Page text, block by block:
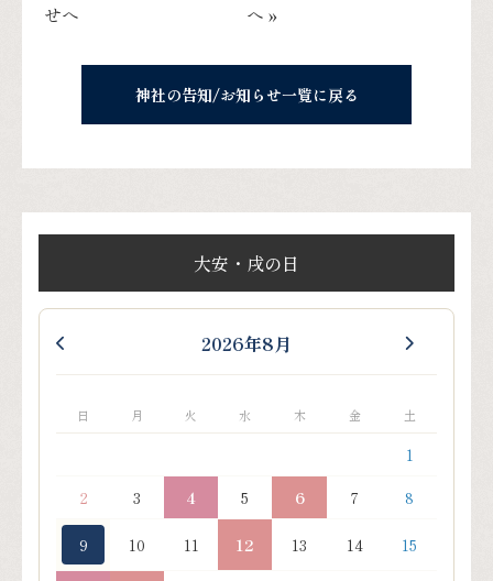
せへ
へ »
神社の告知/お知らせ一覧に戻る
大安・戌の日
2026年8月
日 月 火 水 木 金 土
1
2
3 4 5 6 7 8
9 10 11 12 13 14 15